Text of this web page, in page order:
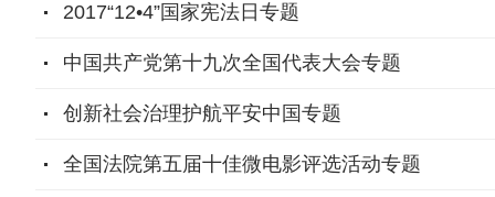
2017“12•4”国家宪法日专题
中国共产党第十九次全国代表大会专题
创新社会治理护航平安中国专题
全国法院第五届十佳微电影评选活动专题